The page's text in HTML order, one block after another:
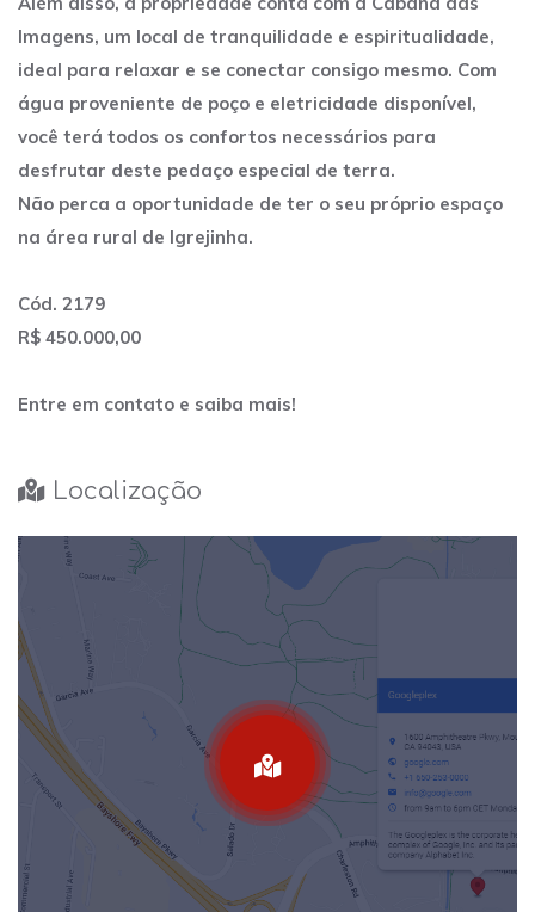
Imagens, um local de tranquilidade e espiritualidade,
ideal para relaxar e se conectar consigo mesmo. Com
água proveniente de poço e eletricidade disponível,
você terá todos os confortos necessários para
desfrutar deste pedaço especial de terra.
Não perca a oportunidade de ter o seu próprio espaço
na área rural de Igrejinha.
Cód. 2179
R$ 450.000,00
Entre em contato e saiba mais!
Localização